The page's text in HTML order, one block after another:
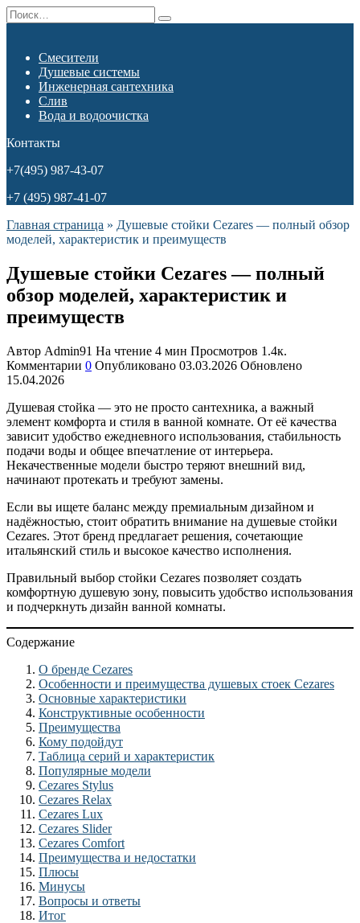
Перейти
к
Search
for:
Смесители
Душевые системы
Инженерная сантехника
Слив
Вода и водоочистка
Контакты
+7(495) 987-43-07
+7 (495) 987-41-07
Главная страница » Душевые стойки Cezares — полный обзор
моделей, характеристик и преимуществ
Душевые стойки Cezares — полный
обзор моделей, характеристик и
преимуществ
Автор Admin91 На чтение 4 мин Просмотров 1.4к.
Комментарии 0 Опубликовано 03.03.2026 Обновлено
15.04.2026
Душевая стойка — это не просто сантехника, а важный
элемент комфорта и стиля в ванной комнате. От её качества
зависит удобство ежедневного использования, стабильность
подачи воды и общее впечатление от интерьера.
Некачественные модели быстро теряют внешний вид,
начинают протекать и требуют замены.
Если вы ищете баланс между премиальным дизайном и
надёжностью, стоит обратить внимание на душевые стойки
Cezares. Этот бренд предлагает решения, сочетающие
итальянский стиль и высокое качество исполнения.
Правильный выбор стойки Cezares позволяет создать
комфортную душевую зону, повысить удобство использования
и подчеркнуть дизайн ванной комнаты.
Содержание
О бренде Cezares
Особенности и преимущества душевых стоек Cezares
Основные характеристики
Конструктивные особенности
Преимущества
Кому подойдут
Таблица серий и характеристик
Популярные модели
Cezares Stylus
Cezares Relax
Cezares Lux
Cezares Slider
Cezares Comfort
Преимущества и недостатки
Плюсы
Минусы
Вопросы и ответы
Итог